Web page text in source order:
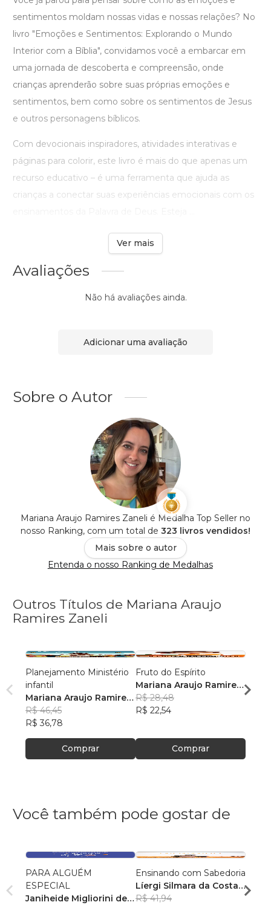
sentimentos moldam nossas vidas e nossas relações? No
livro "Emoções e Sentimentos: Explorando o Mundo
Interior com a Bíblia", convidamos você a embarcar em
uma jornada de descoberta e compreensão, onde
crianças aprenderão sobre suas próprias emoções e
sentimentos, bem como sobre os sentimentos de Jesus
e outros personagens bíblicos.
Com devocionais inspiradores, atividades interativas e
páginas para colorir, este livro é mais do que apenas um
recurso educativo – é uma ferramenta que ajuda as
crianças a conectar suas experiências emocionais com os
Ver mais
Avaliações
Não há avaliações ainda.
Adicionar uma avaliação
Sobre o Autor
Mariana Araujo Ramires Zaneli é Medalha Top Seller no
nosso Ranking, com um total de 323 livros vendidos!
Mais sobre o autor
Entenda o nosso Ranking de Medalhas
Outros Títulos de Mariana Araujo
Ramires Zaneli
Planejamento Ministério
infantil
Mariana Araujo Ramires
Zaneli
R$ 46,45
R$ 36,78
Comprar
Fruto do Espírito
Mariana Araujo Ramires
Zaneli
R$ 28,48
R$ 22,54
Comprar
Você também pode gostar de
PARA ALGUÉM
ESPECIAL
Janiheide Migliorini de
Ensinando com Sabedoria
Líergi Silmara da Costa
Altmann
R$ 41,94
Kátia